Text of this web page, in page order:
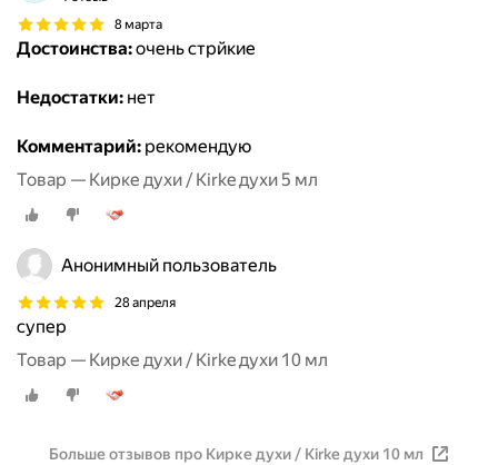
8 марта
Достоинства:очень стрйкие
Недостатки: нет
Комментарий: рекомендую
Товар — Кирке духи / Kirke духи 5 мл
Анонимный пользователь
28 апреля
супер
Товар — Кирке духи / Kirke духи 10 мл
Больше отзывов про Кирке духи / Kirke духи 10 мл